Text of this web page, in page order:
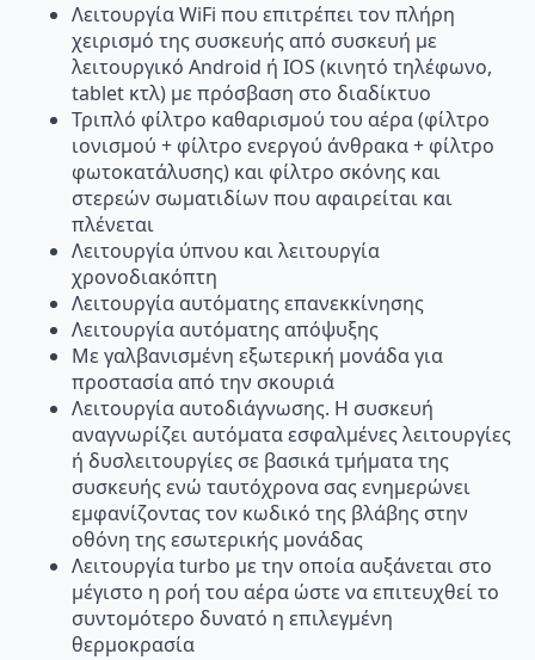
Λειτουργία WiFi που επιτρέπει τον πλήρη
χειρισμό της συσκευής από συσκευή με
λειτουργικό Android ή IOS (κινητό τηλέφωνο,
tablet κτλ) με πρόσβαση στο διαδίκτυο
Τριπλό φίλτρο καθαρισμού του αέρα (φίλτρο
ιονισμού + φίλτρο ενεργού άνθρακα + φίλτρο
φωτοκατάλυσης) και φίλτρο σκόνης και
στερεών σωματιδίων που αφαιρείται και
πλένεται
Λειτουργία ύπνου και λειτουργία
χρονοδιακόπτη
Λειτουργία αυτόματης επανεκκίνησης
Λειτουργία αυτόματης απόψυξης
Με γαλβανισμένη εξωτερική μονάδα για
προστασία από την σκουριά
Λειτουργία αυτοδιάγνωσης. Η συσκευή
αναγνωρίζει αυτόματα εσφαλμένες λειτουργίες
ή δυσλειτουργίες σε βασικά τμήματα της
συσκευής ενώ ταυτόχρονα σας ενημερώνει
εμφανίζοντας τον κωδικό της βλάβης στην
οθόνη της εσωτερικής μονάδας
Λειτουργία turbo με την οποία αυξάνεται στο
μέγιστο η ροή του αέρα ώστε να επιτευχθεί το
συντομότερο δυνατό η επιλεγμένη
θερμοκρασία